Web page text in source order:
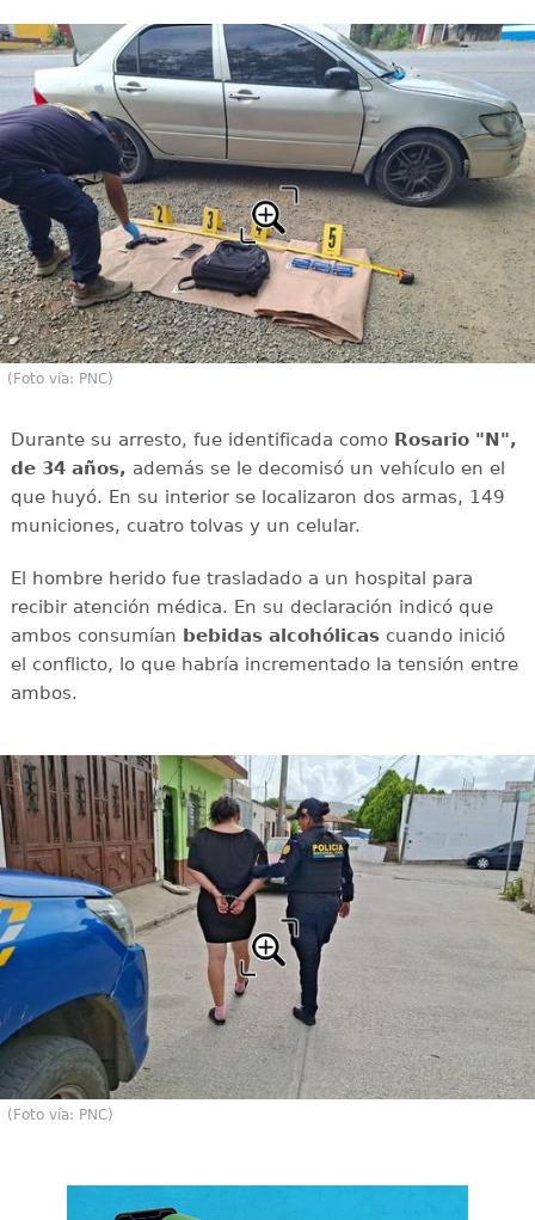
(Foto vía: PNC)
Durante su arresto, fue identificada como Rosario "N",
de 34 años, además se le decomisó un vehículo en el
que huyó. En su interior se localizaron dos armas, 149
municiones, cuatro tolvas y un celular.
El hombre herido fue trasladado a un hospital para
recibir atención médica. En su declaración indicó que
ambos consumían bebidas alcohólicascuando inició
el conflicto, lo que habría incrementado la tensión entre
ambos.
(Foto vía: PNC)